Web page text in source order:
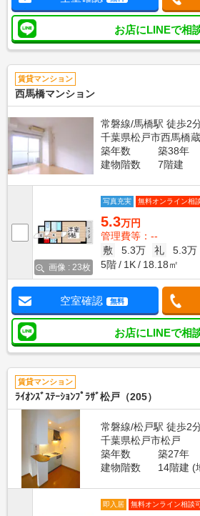
お店にLINEで相
賃貸マンション
西馬橋マンション
常磐線/馬橋駅 徒歩2
千葉県松戸市西馬橋
築年数
築38年
建物階数
7階建
画像 : 23枚
写真充実 無料オンライン相
5.3万円
管理費等：--
敷
5.3万 礼
5.3万
5階
1K 18.18㎡
空室確認 無料
お店にLINEで相
賃貸マンション
ﾗｲｵﾝｽﾞｽﾃｰｼｮﾝﾌﾟﾗｻﾞ松戸（205）
常磐線/松戸駅 徒歩2
千葉県松戸市松戸
築年数
築27年
建物階数
14階建 (
即入居 無料オンライン相談